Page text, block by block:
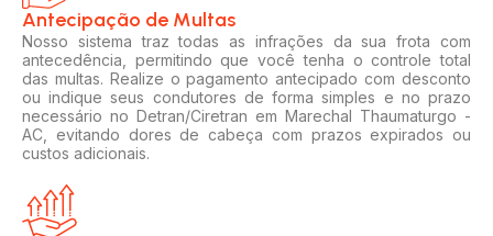
Antecipação de Multas
Nosso sistema traz todas as infrações da sua frota com
antecedência, permitindo que você tenha o controle total
das multas. Realize o pagamento antecipado com desconto
ou indique seus condutores de forma simples e no prazo
necessário no Detran/Ciretran em Marechal Thaumaturgo -
AC, evitando dores de cabeça com prazos expirados ou
custos adicionais.